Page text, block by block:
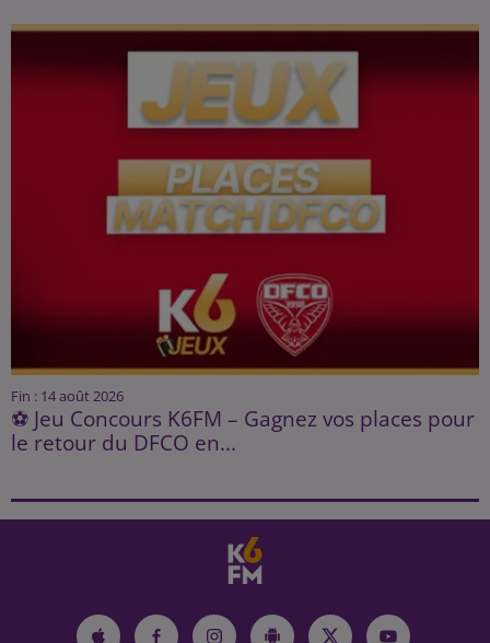
Fin : 14 août 2026
⚽ Jeu Concours K6FM – Gagnez vos places pour
le retour du DFCO en...